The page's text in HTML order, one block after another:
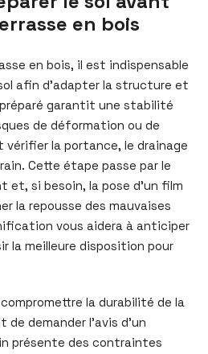
en bois
en bois, il est indispensable
afin d’adapter la structure et
garantit une stabilité
de déformation ou de
la portance, le drainage
Cette étape passe par le
et, si besoin, la pose d’un film
la repousse des mauvaises
vous aidera à anticiper
la meilleure disposition pour
la durabilité de la
demander l’avis d’un
présente des contraintes